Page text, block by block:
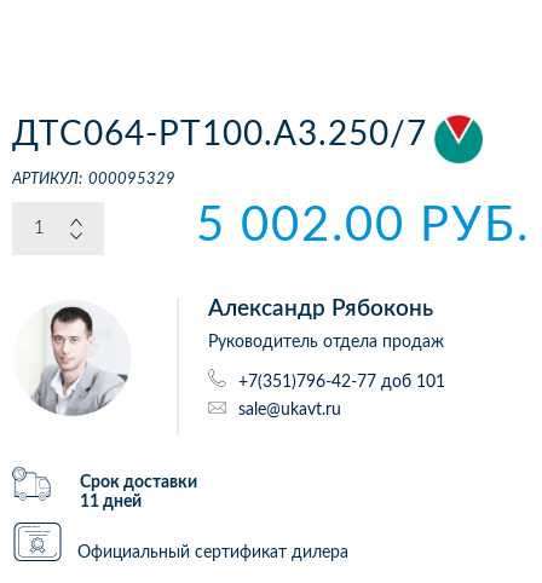
ДТС064-РТ100.А3.250/7
АРТИКУЛ: 000095329
5 002.00 РУБ.
Александр Рябоконь
Руководитель отдела продаж
+7(351)796-42-77 доб 101
sale@ukavt.ru
Срок доставки
11 дней
Официальный сертификат дилера